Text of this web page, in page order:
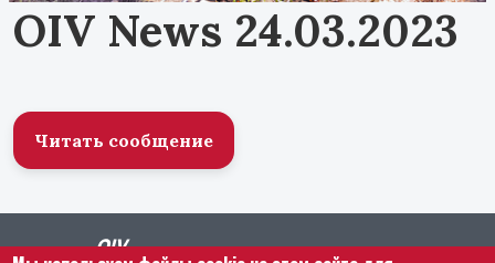
OIV News 24.03.2023
Читать сообщение